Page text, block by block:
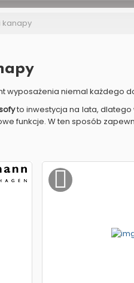
kanapy
wyposażenia niemal każdego
to inwestycja na lata, dlatego
funkcje. W ten sposób